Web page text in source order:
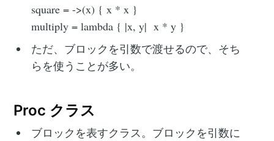
square = ->(x) { x * x }‌‌
multiply = lambda { |x, y| x * y }
ただ、ブロックを引数で渡せるので、そち
らを使うことが多い。
Proc クラス
ブロックを表すクラス。ブロックを引数に